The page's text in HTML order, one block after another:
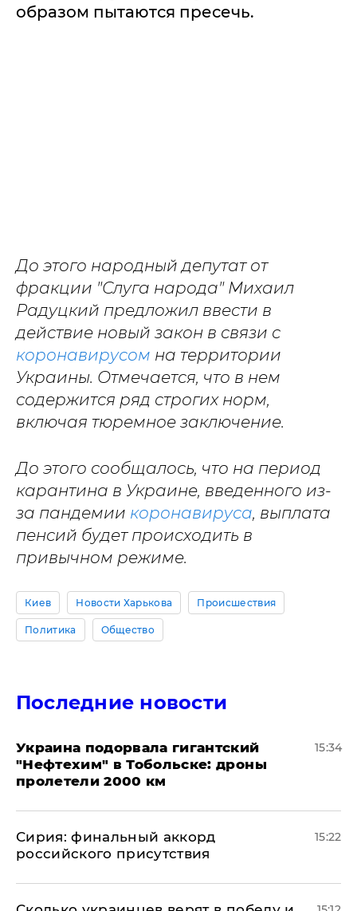
образом пытаются пресечь.
До этого народный депутат от
фракции "Слуга народа" Михаил
Радуцкий предложил ввести в
действие новый закон в связи с
коронавирусом на территории
Украины. Отмечается, что в нем
содержится ряд строгих норм,
включая тюремное заключение.
До этого сообщалось, что на период
карантина в Украине, введенного из-
за пандемии коронавируса, выплата
пенсий будет происходить в
привычном режиме.
Киев Новости Харькова Происшествия
Политика Общество
Последние новости
Украина подорвала гигантский
"Нефтехим" в Тобольске: дроны
пролетели 2000 км
15:34
​Сирия: финальный аккорд
российского присутствия
15:22